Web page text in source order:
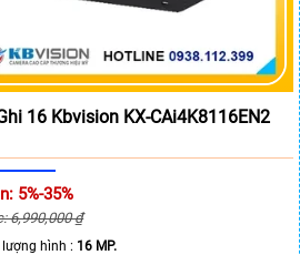
16 Kbvision KX-CAi4K8116EN2
5%-35%
6,990,000 ₫
lượng hình : 16 MP.